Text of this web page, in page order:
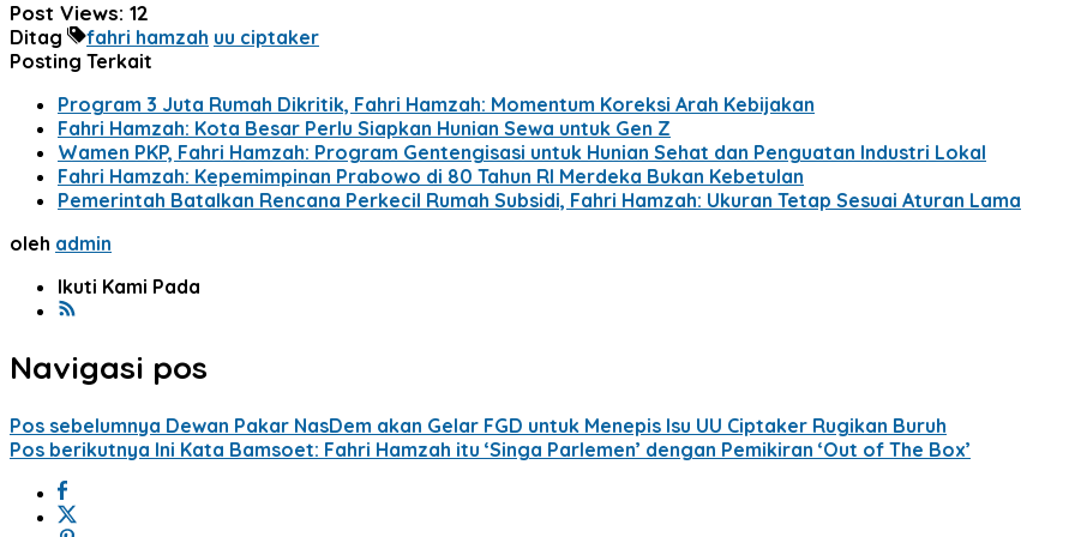
Post Views: 12
Ditag fahri hamzah uu ciptaker
Posting Terkait
Program 3 Juta Rumah Dikritik, Fahri Hamzah: Momentum Koreksi Arah Kebijakan
Fahri Hamzah: Kota Besar Perlu Siapkan Hunian Sewa untuk Gen Z
Wamen PKP, Fahri Hamzah: Program Gentengisasi untuk Hunian Sehat dan Penguatan Industri Lokal
Fahri Hamzah: Kepemimpinan Prabowo di 80 Tahun RI Merdeka Bukan Kebetulan
Pemerintah Batalkan Rencana Perkecil Rumah Subsidi, Fahri Hamzah: Ukuran Tetap Sesuai Aturan Lama
oleh admin
Ikuti Kami Pada
Navigasi pos
Pos sebelumnya Dewan Pakar NasDem akan Gelar FGD untuk Menepis Isu UU Ciptaker Rugikan Buruh
Pos berikutnya Ini Kata Bamsoet: Fahri Hamzah itu ‘Singa Parlemen’ dengan Pemikiran ‘Out of The Box’